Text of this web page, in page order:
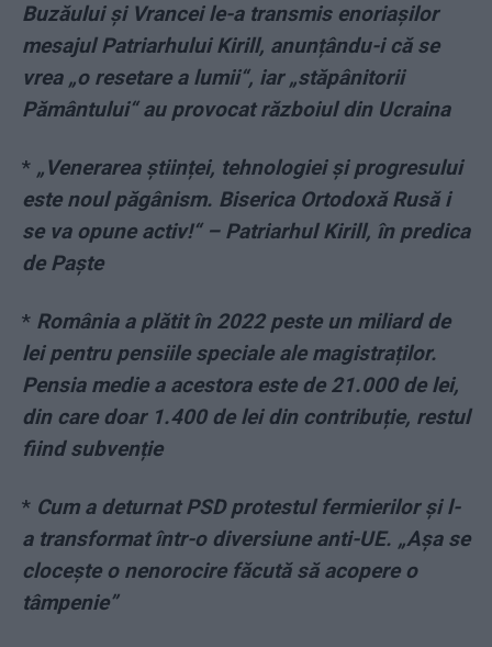
Buzăului și Vrancei le-a transmis enoriașilor
mesajul Patriarhului Kirill, anunțându-i că se
vrea „o resetare a lumii“, iar „stăpânitorii
Pământului“ au provocat războiul din Ucraina
* „Venerarea științei, tehnologiei și progresului
este noul păgânism. Biserica Ortodoxă Rusă i
se va opune activ!“ – Patriarhul Kirill, în predica
de Paște
* România a plătit în 2022 peste un miliard de
lei pentru pensiile speciale ale magistraților.
Pensia medie a acestora este de 21.000 de lei,
din care doar 1.400 de lei din contribuție, restul
fiind subvenție
* Cum a deturnat PSD protestul fermierilor și l-
a transformat într-o diversiune anti-UE. „Așa se
clocește o nenorocire făcută să acopere o
tâmpenie”